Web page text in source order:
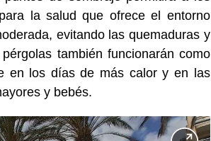
la salud que ofrece el entorno
evitando las quemaduras y
también funcionarán como
en los días de más calor y en las
y bebés.